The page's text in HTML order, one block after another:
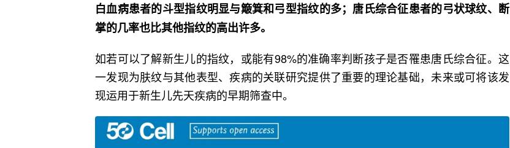
白血病患者的斗型指纹明显与簸箕和弓型指纹的多；唐氏综合征患者的弓状球纹、断
掌的几率也比其他指纹的高出许多。
如若可以了解新生儿的指纹，或能有98%的准确率判断孩子是否罹患唐氏综合征。这
一发现为肤纹与其他表型、疾病的关联研究提供了重要的理论基础，未来或可将该发
现运用于新生儿先天疾病的早期筛查中。